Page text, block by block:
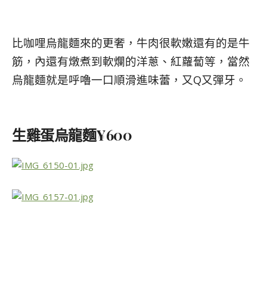
比咖哩烏龍麵來的更奢，牛肉很軟嫩還有的是牛
筋，內還有燉煮到軟爛的洋蔥、紅蘿蔔等，當然
烏龍麵就是呼嚕一口順滑進味蕾，又Q又彈牙。
生雞蛋烏龍麵¥600